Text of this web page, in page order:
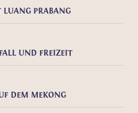
LUANG PRABANG
UND FREIZEIT
DEM MEKONG